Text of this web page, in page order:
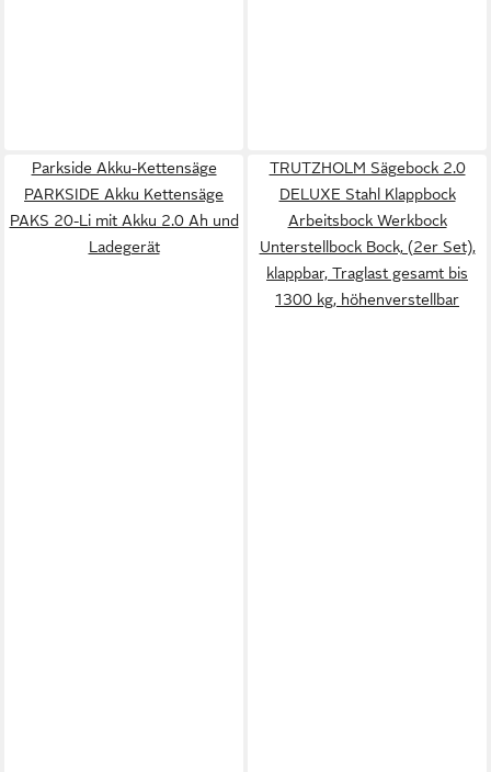
Parkside Akku-Kettensäge
PARKSIDE Akku Kettensäge
PAKS 20-Li mit Akku 2.0 Ah und
Ladegerät
TRUTZHOLM Sägebock 2.0
DELUXE Stahl Klappbock
Arbeitsbock Werkbock
Unterstellbock Bock, (2er Set),
klappbar, Traglast gesamt bis
1300 kg, höhenverstellbar